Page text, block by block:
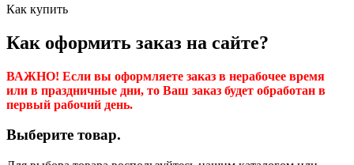
Как купить
Как оформить заказ на сайте?
ВАЖНО! Если вы оформляете заказ в нерабочее время
или в праздничные дни, то Ваш заказ будет обработан в
первый рабочий день.
Выберите товар.